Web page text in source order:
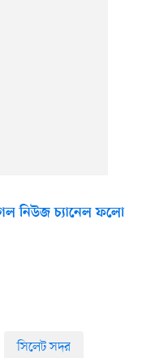
নিউজ চ্যানেল ফলো
সিলেট সদর